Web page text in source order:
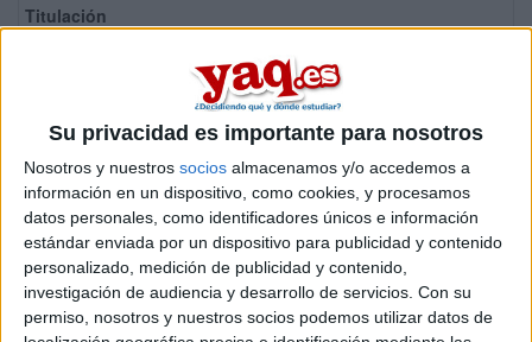
Su privacidad es importante para nosotros
Nosotros y nuestros socios almacenamos y/o accedemos a
información en un dispositivo, como cookies, y procesamos
datos personales, como identificadores únicos e información
estándar enviada por un dispositivo para publicidad y contenido
personalizado, medición de publicidad y contenido,
investigación de audiencia y desarrollo de servicios. Con su
permiso, nosotros y nuestros socios podemos utilizar datos de
Titulación
Grado en Ingeniería Civil + Máster en Ingeniería de Caminos,
Grado en Ingeniería Civil
Grado en Ingeniería de Recursos Minerales y Energía
Máster Universitario en Ciencia y Tecnología del Agua y del
Máster Universitario en Ingeniería de Caminos, Canales y Puertos
Máster Universitario en Ingeniería de Minas
Máster Universitario en Ingeniería del Agua y del Terreno
Máster Universitario en Metodología BIM para el Desarrollo de